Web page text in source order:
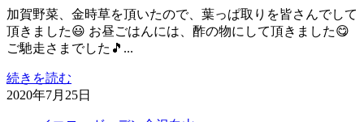
加賀野菜、金時草を頂いたので、葉っぱ取りを皆さんでして
頂きました😃 お昼ごはんには、酢の物にして頂きました😋
ご馳走さまでした🎵...
続きを読む
2020年7月25日